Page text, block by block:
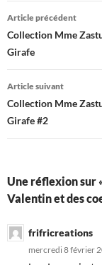
Navigation
des
articles
Article précédent
Collection Mme
Girafe
Article suivant
Collection Mme
Girafe #2
Une réflexion sur
Valentin et des
frifricreations
mercredi 8 février